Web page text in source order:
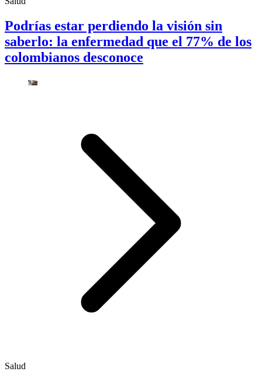
Podrías estar perdiendo la visión sin
saberlo: la enfermedad que el 77% de los
colombianos desconoce
Salud